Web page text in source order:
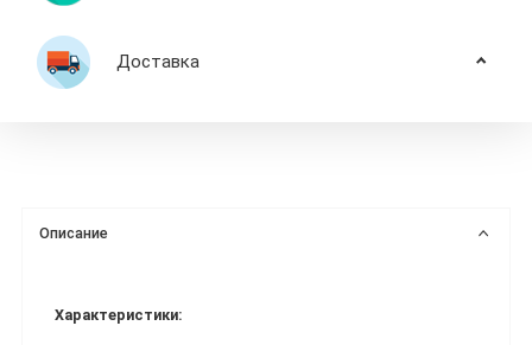
Доставка
Описание
Характеристики: